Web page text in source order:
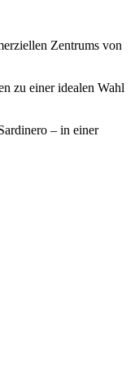
Zentrums von
zu einer idealen Wahl
– in einer